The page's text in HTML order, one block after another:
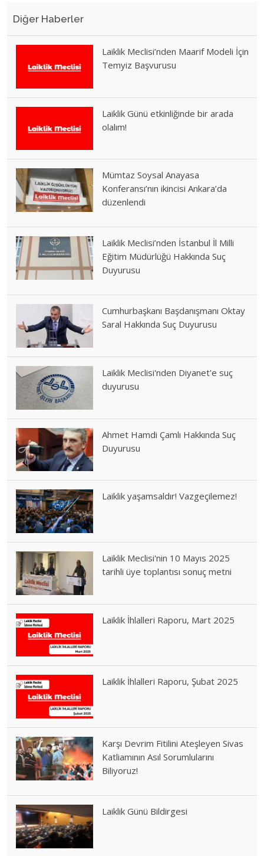
Diğer Haberler
Laiklik Meclisi’nden Maarif Modeli İçin
Temyiz Başvurusu
Laiklik Günü etkinliğinde bir arada
olalım!
Mümtaz Soysal Anayasa
Konferansı’nın ikincisi Ankara’da
düzenlendi
Laiklik Meclisi’nden İstanbul İl Milli
Eğitim Müdürlüğü Hakkında Suç
Duyurusu
Cumhurbaşkanı Başdanışmanı Oktay
Saral Hakkında Suç Duyurusu
Laiklik Meclisi'nden Diyanet'e suç
duyurusu
Ahmet Hamdi Çamlı Hakkında Suç
Duyurusu
Laiklik yaşamsaldır! Vazgeçilemez!
Laiklik Meclisi'nin 10 Mayıs 2025
tarihli üye toplantısı sonuç metni
Laiklik İhlalleri Raporu, Mart 2025
Laiklik İhlalleri Raporu, Şubat 2025
Karşı Devrim Fitilini Ateşleyen Sivas
Katliamının Asıl Sorumlularını
Biliyoruz!
Laiklik Günü Bildirgesi